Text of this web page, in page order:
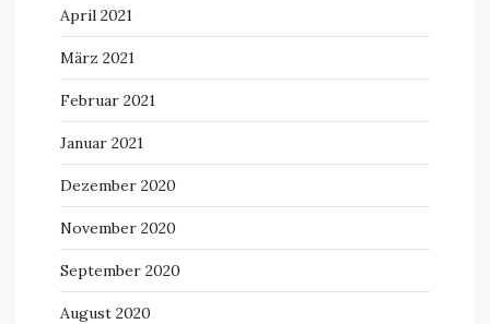
April 2021
März 2021
Februar 2021
Januar 2021
Dezember 2020
November 2020
September 2020
August 2020